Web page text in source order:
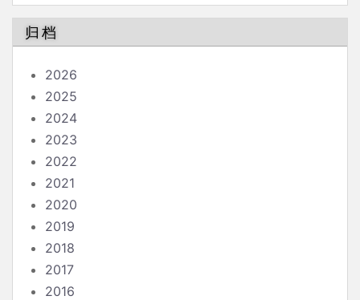
归档
2026
2025
2024
2023
2022
2021
2020
2019
2018
2017
2016